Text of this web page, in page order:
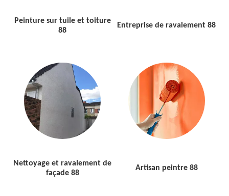
Peinture sur tuile et toiture
88
Entreprise de ravalement 88
Nettoyage et ravalement de
façade 88
Artisan peintre 88